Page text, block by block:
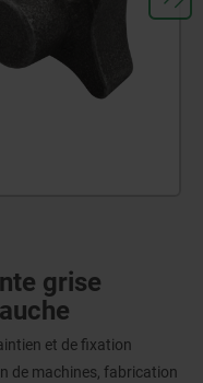
grise
et de fixation
de machines, fabrication